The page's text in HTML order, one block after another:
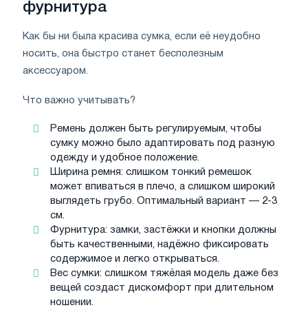
фурнитура
Как бы ни была красива сумка, если её неудобно
носить, она быстро станет бесполезным
аксессуаром.
Что важно учитывать?
Ремень должен быть регулируемым, чтобы
сумку можно было адаптировать под разную
одежду и удобное положение.
Ширина ремня: слишком тонкий ремешок
может впиваться в плечо, а слишком широкий
выглядеть грубо. Оптимальный вариант — 2-3
см.
Фурнитура: замки, застёжки и кнопки должны
быть качественными, надёжно фиксировать
содержимое и легко открываться.
Вес сумки: слишком тяжёлая модель даже без
вещей создаст дискомфорт при длительном
ношении.